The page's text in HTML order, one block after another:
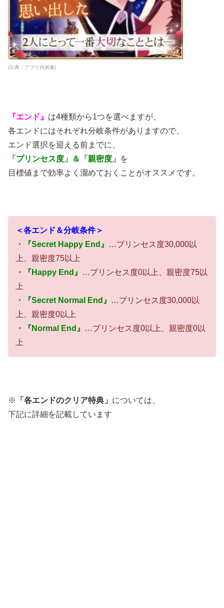
(出典：アプリ内画像)
『エンド』 は4種類から1つを選べますが、
各エンドにはそれぞれ分岐条件がありますので、
エンド選択を迎える前までに、
「プリンセス度」＆「親密度」 を
目標値まで効率よく溜めておくことがオススメです。
＜各エンド＆分岐条件＞
・『Secret Happy End』
…プリンセス度30,000以
上、親密度75以上
・『Happy End』
…プリンセス度0以上、親密度75以
上
・『Secret Normal End』
…プリンセス度30,000以
上、親密度0以上
・『Normal End』
…プリンセス度0以上、親密度0以
上
※ 「各エンドのクリア特典」 については、
下記に詳細を記載しています